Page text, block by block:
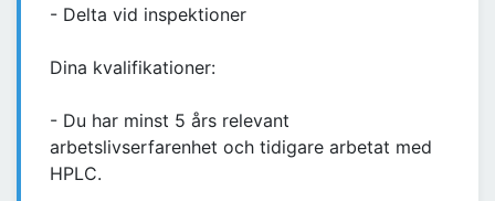
- Delta vid inspektioner
Dina kvalifikationer:
- Du har minst 5 års relevant
arbetslivserfarenhet och tidigare arbetat med
HPLC.